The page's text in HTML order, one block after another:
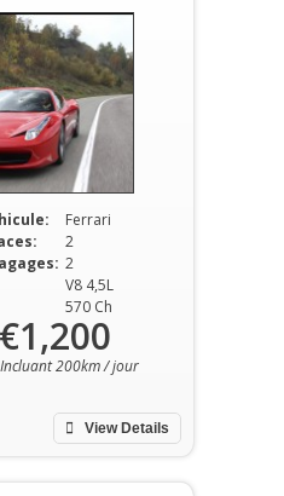
Ferrari
2
2
V8 4,5L
570 Ch
View Details
€1,200
Incluant 200km / jour